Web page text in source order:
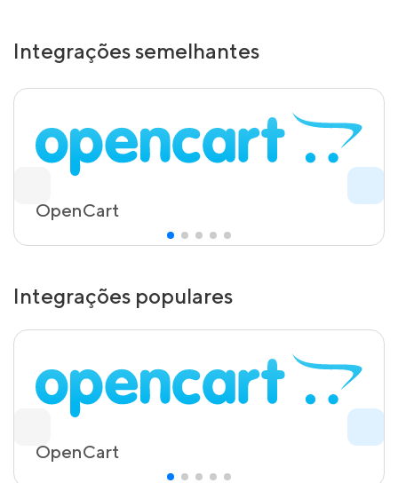
Integrações semelhantes
OpenCart
Integrações populares
OpenCart